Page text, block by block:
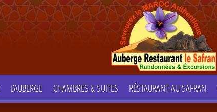
L’AUBERGE CHAMBRES & SUITES RÉSTAURANT AU SAFRAN